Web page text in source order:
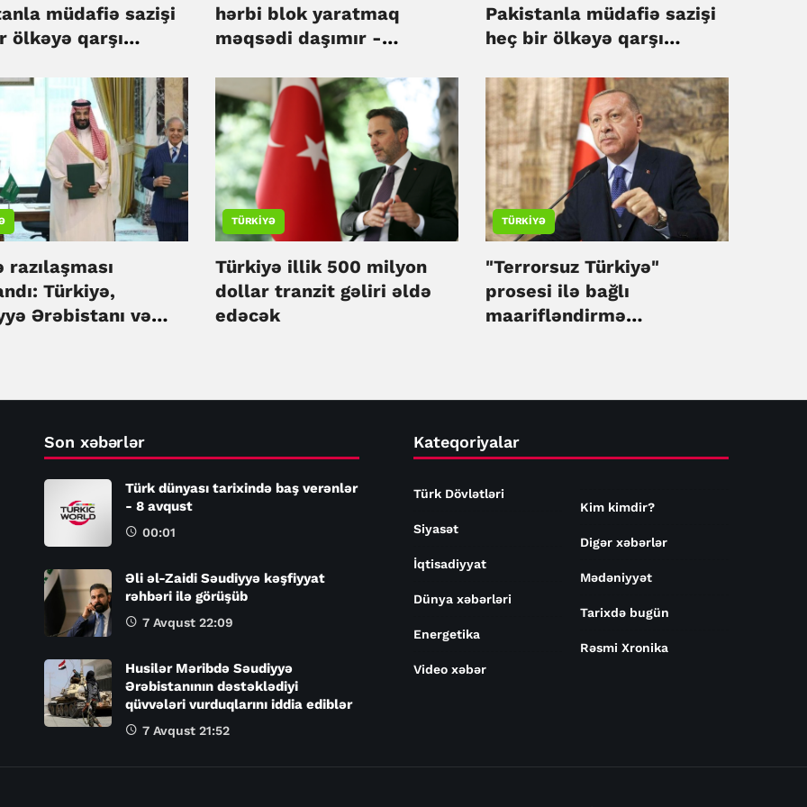
müdafiə sazişi
ölkəyə qarşı
hərbi blok yaratmaq
məqsədi daşımır -
Pakistanla müdafiə sazişi
heç bir ölkəyə qarşı
razılaşması
Türkiyə,
Ərəbistanı və
TÜRKIYƏ
Türkiyə illik 500 milyon
dollar tranzit gəliri əldə
edəcək
TÜRKIYƏ
"Terrorsuz Türkiyə"
prosesi ilə bağlı
maarifləndirmə
Son xəbərlər
Türk dünyası tarixində baş verənlər
- 8 avqust
00:01
Əli əl-Zaidi Səudiyyə kəşfiyyat
rəhbəri ilə görüşüb
7 Avqust 22:09
Husilər Məribdə Səudiyyə
Ərəbistanının dəstəklədiyi
qüvvələri vurduqlarını iddia ediblər
7 Avqust 21:52
Kateqoriyalar
Türk Dövlətləri
Siyasət
İqtisadiyyat
Dünya xəbərləri
Energetika
Video xəbər
Kim kimdir?
Digər xəbərlər
Mədəniyyət
Tarixdə bugün
Rəsmi Xronika